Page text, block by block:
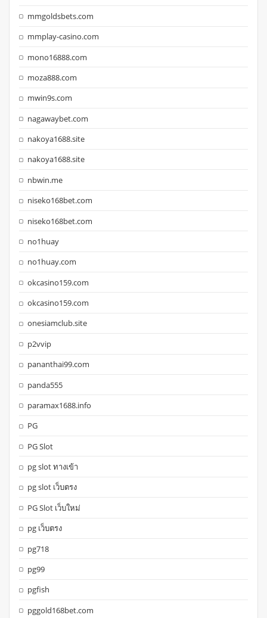
mmgoldsbets.com
mmplay-casino.com
mono16888.com
moza888.com
mwin9s.com
nagawaybet.com
nakoya1688.site
nakoya1688.site
nbwin.me
niseko168bet.com
niseko168bet.com
no1huay
no1huay.com
okcasino159.com
okcasino159.com
onesiamclub.site
p2vvip
pananthai99.com
panda555
paramax1688.info
PG
PG Slot
pg slot ทางเข้า
pg slot เว็บตรง
PG Slot เว็บใหม่
pg เว็บตรง
pg718
pg99
pgfish
pggold168bet.com